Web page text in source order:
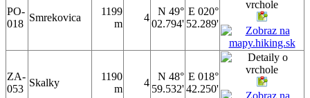
PO-
018
Smrekovica
1199
m
4
N 49°
02.794'
E 020°
52.289'
ZA-
053
Skalky
1190
m
4
N 48°
59.532'
E 018°
42.250'